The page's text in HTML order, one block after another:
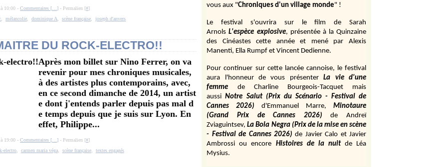
à 10:00 -Commentaires [ …] - Permalien [#]
,mélancolie ,dominique A ,scène française joseph d'anvers
DU ROCK-ELECTRO!!
Après mon billet sur Nino Ferrer, on va
revenir pour mes chroniques musicales,
à des artistes plus contemporains, avec,
en ce second dimanche de 2014, un artist
e dont j'entends parler depuis pas mal d
e temps depuis que je suis sur Lyon. En
effet, Philippe...
à 19:00 -Commentaires [ …] - Permalien [#]
electro, carmen maria véga, scène française, textes engagés
vous aux "Chroniques d'un village monde" !
Le festival s'ouvrira sur le film de Sarah
Arnols L'espèce explosive, présentée à la Quinzaine
des Cinéastes cette année et mené par Alexis
Manenti, Ella Rumpf et Vincent Dedienne.
Pour continuer sur cette lancée cannoise, le festival
aura l'honneur de vous présenter
La vie d'une
femme
de Charline Bourgeois-Tacquet
mais
aussi Notre Salut (Prix du Scénario - Festival de
Cannes 2026)
d'Emmanuel Marre,
Minotaure
(Grand Prix de Cannes 2026)
de Andreï
Zviaguintsev,La Bola Negra (Prix de la mise en scène
- Festival de Cannes 2026) de Javier Calo et Javier
Ambrossi ou encore Histoires de la nuit de Léa
Mysius.